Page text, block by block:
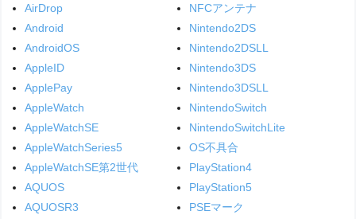
AirDrop
Android
AndroidOS
AppleID
ApplePay
AppleWatch
AppleWatchSE
AppleWatchSeries5
AppleWatchSE第2世代
AQUOS
AQUOSR3
NFCアンテナ
Nintendo2DS
Nintendo2DSLL
Nintendo3DS
Nintendo3DSLL
NintendoSwitch
NintendoSwitchLite
OS不具合
PlayStation4
PlayStation5
PSEマーク